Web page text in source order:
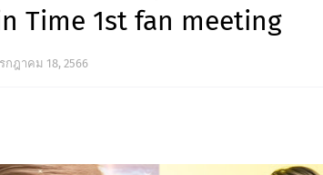
Time 1st fan meeting
กฎาคม 18, 2566